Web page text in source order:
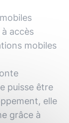
accès
mobiles
puisse être
elle
grâce à